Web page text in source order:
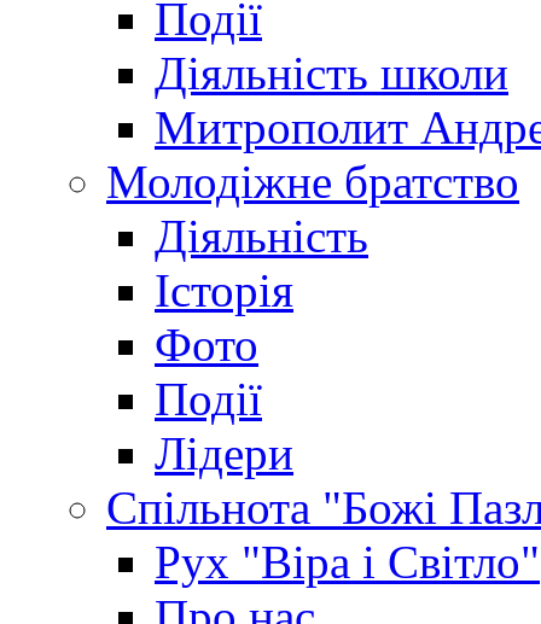
Події
Діяльність школи
Митрополит
Молодіжне братство
Діяльність
Історія
Фото
Події
Лідери
Спільнота "Божі
Рух "Віра і Світло"